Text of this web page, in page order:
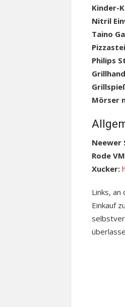
Kinder-
Nitril
Taino
Philips
Mörser
Neewer
Rode
Xucker:
Links,
Einkauf